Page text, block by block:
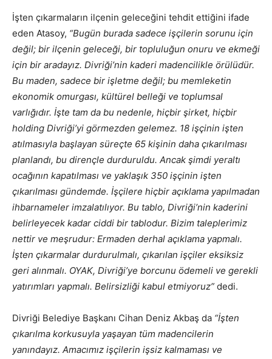
İşten çıkarmaların ilçenin geleceğini tehdit ettiğini ifade
eden Atasoy, “Bugün burada sadece işçilerin sorunu için
değil; bir ilçenin geleceği, bir topluluğun onuru ve ekmeği
için bir aradayız. Divriği’nin kaderi madencilikle örülüdür.
Bu maden, sadece bir işletme değil; bu memleketin
ekonomik omurgası, kültürel belleği ve toplumsal
varlığıdır. İşte tam da bu nedenle, hiçbir şirket, hiçbir
holding Divriği’yi görmezden gelemez. 18 işçinin işten
atılmasıyla başlayan süreçte 65 kişinin daha çıkarılması
planlandı, bu dirençle durduruldu. Ancak şimdi yeraltı
ocağının kapatılması ve yaklaşık 350 işçinin işten
çıkarılması gündemde. İşçilere hiçbir açıklama yapılmadan
ihbarnameler imzalatılıyor. Bu tablo, Divriği’nin kaderini
belirleyecek kadar ciddi bir tablodur. Bizim taleplerimiz
nettir ve meşrudur: Ermaden derhal açıklama yapmalı.
İşten çıkarmalar durdurulmalı, çıkarılan işçiler eksiksiz
geri alınmalı. OYAK, Divriği’ye borcunu ödemeli ve gerekli
yatırımları yapmalı. Belirsizliği kabul etmiyoruz” dedi.
Divriği Belediye Başkanı Cihan Deniz Akbaş da “İşten
çıkarılma korkusuyla yaşayan tüm madencilerin
yanındayız. Amacımız işçilerin işsiz kalmaması ve